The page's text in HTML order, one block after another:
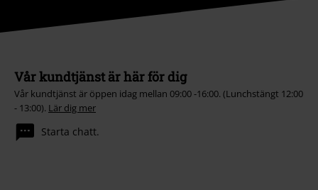
Vår kundtjänst är här för dig
Vår kundtjänst är öppen idag mellan 09:00 -16:00. (Lunchstängt 12:00
- 13:00). Lär dig mer
Starta chatt.